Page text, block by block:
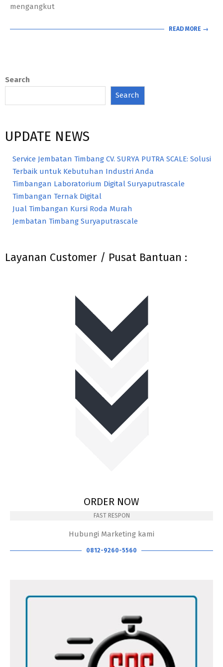
mengangkut
READ MORE →
Search
Search
UPDATE NEWS
Service Jembatan Timbang CV. SURYA PUTRA SCALE: Solusi
Terbaik untuk Kebutuhan Industri Anda
Timbangan Laboratorium Digital Suryaputrascale
Timbangan Ternak Digital
Jual Timbangan Kursi Roda Murah
Jembatan Timbang Suryaputrascale
Layanan Customer / Pusat Bantuan :
ORDER NOW
FAST RESPON
Hubungi Marketing kami
0812-9260-5560